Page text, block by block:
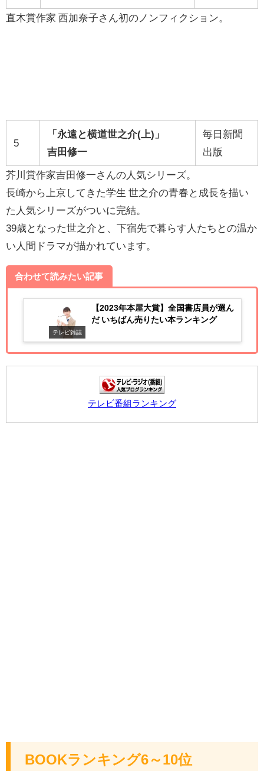
直木賞作家 西加奈子さん初のノンフィクション。
5
「永遠と横道世之介(上)」
吉田修一
毎日新聞
出版
芥川賞作家吉田修一さんの人気シリーズ。
長崎から上京してきた学生 世之介の青春と成長を描い
た人気シリーズがついに完結。
39歳となった世之介と、下宿先で暮らす人たちとの温か
い人間ドラマが描かれています。
合わせて読みたい記事
テレビ雑誌
【2023年本屋大賞】全国書店員が選ん
だ いちばん売りたい本ランキング
テレビ番組ランキング
BOOKランキング6～10位